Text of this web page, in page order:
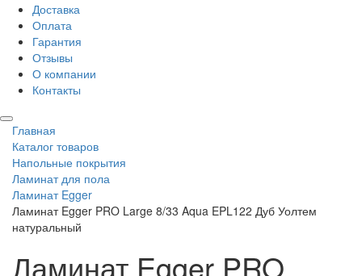
Доставка
Оплата
Гарантия
Отзывы
О компании
Контакты
Главная
Каталог товаров
Напольные покрытия
Ламинат для пола
Ламинат Egger
Ламинат Egger PRO Large 8/33 Aqua EPL122 Дуб Уолтем
натуральный
Ламинат Egger PRO